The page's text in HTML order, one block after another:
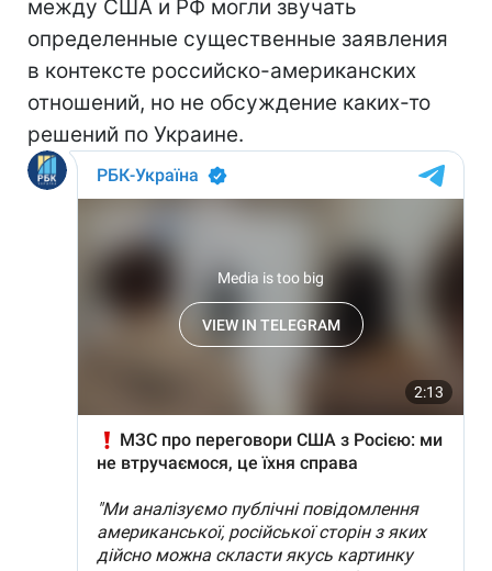
между США и РФ могли звучать
определенные существенные заявления
в контексте российско-американских
отношений, но не обсуждение каких-то
решений по Украине.